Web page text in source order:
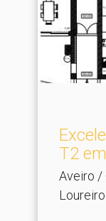
T2
Aveiro /
Loureiro